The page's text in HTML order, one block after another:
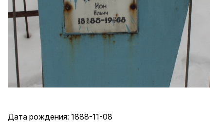
Дата рождения: 1888-11-08